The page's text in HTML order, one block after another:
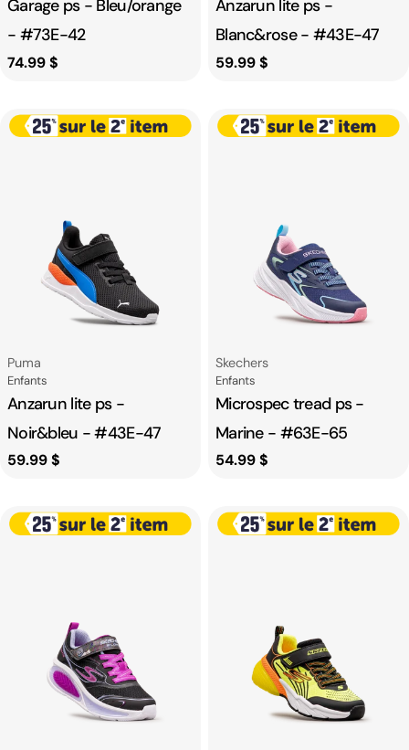
Garage ps - Bleu/orange
- #73E-42
Prix
74.99 $
Anzarun lite ps -
Blanc&rose - #43E-47
Prix
59.99 $
Fournisseur:
Puma
Catégorie
Enfants
Anzarun lite ps -
Noir&bleu - #43E-47
Prix
59.99 $
Fournisseur:
Skechers
Catégorie
Enfants
Microspec tread ps -
Marine - #63E-65
Prix
54.99 $